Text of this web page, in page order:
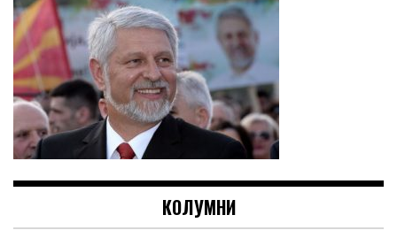
КОЛУМНИ